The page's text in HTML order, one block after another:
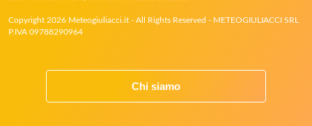
Copyright 2026 Meteogiuliacci.it - All Rights Reserved - METEOGIULIACCI SRL
P.IVA 09788290964
Chi siamo